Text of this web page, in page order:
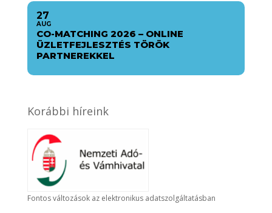
27
AUG
CO-MATCHING 2026 – ONLINE
ÜZLETFEJLESZTÉS TÖRÖK
PARTNEREKKEL
Korábbi híreink
Fontos változások az elektronikus adatszolgáltatásban